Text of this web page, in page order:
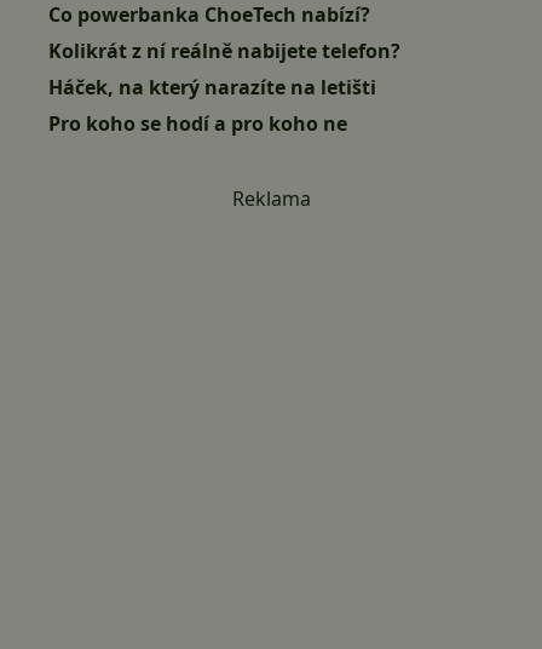
Co powerbanka ChoeTech nabízí?
Kolikrát z ní reálně nabijete telefon?
Háček, na který narazíte na letišti
Pro koho se hodí a pro koho ne
Reklama